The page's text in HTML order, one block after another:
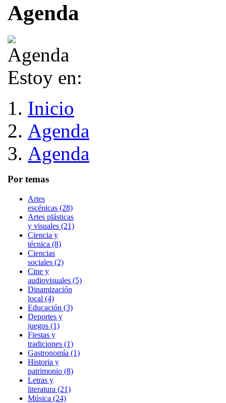
Agenda
Estoy en:
Inicio
Agenda
Agenda
Por temas
Artes
escénicas (28)
Artes plásticas
y visuales (21)
Ciencia y
técnica (8)
Ciencias
sociales (2)
Cine y
audiovisuales (5)
Dinamización
local (4)
Educación (3)
Deportes y
juegos (1)
Fiestas y
tradiciones (1)
Gastronomía (1)
Historia y
patrimonio (8)
Letras y
literatura (21)
Música (24)